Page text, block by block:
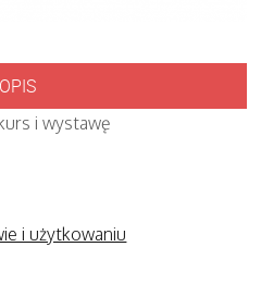
OPIS
i wystawę
i użytkowaniu